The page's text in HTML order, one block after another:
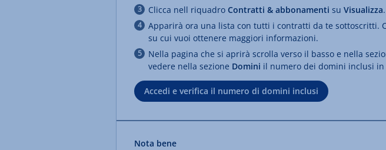
Clicca nell riquadro Contratti & abbonamenti su Visualizza.
Apparirà ora una lista con tutti i contratti da te sottoscritti.
su cui vuoi ottenere maggiori informazioni.
Nella pagina che si aprirà scrolla verso il basso e nella
vedere nella sezione Domini il numero dei domini inclusi
Accedi e verifica il numero di domini inclusi
Nota bene